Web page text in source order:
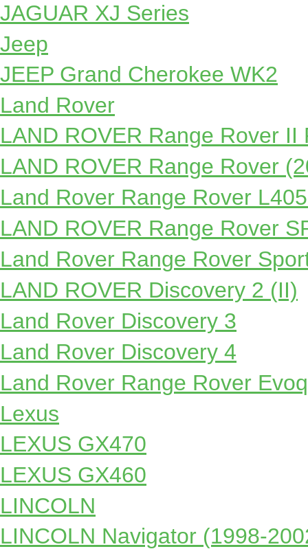
JAGUAR XJ Series
Jeep
JEEP Grand Cherokee WK2
Land Rover
LAND ROVER Range Rover II
LAND ROVER Range Rover
Land Rover Range Rover
LAND ROVER Range Rover
Land Rover Range Rover
LAND ROVER Discovery 2 (II)
Land Rover Discovery 3
Land Rover Discovery 4
Land Rover Range Rover
Lexus
LEXUS GX470
LEXUS GX460
LINCOLN
LINCOLN Navigator (1998-